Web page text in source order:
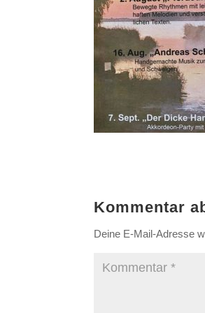
Kommentar
Deine E-Mail-Adresse